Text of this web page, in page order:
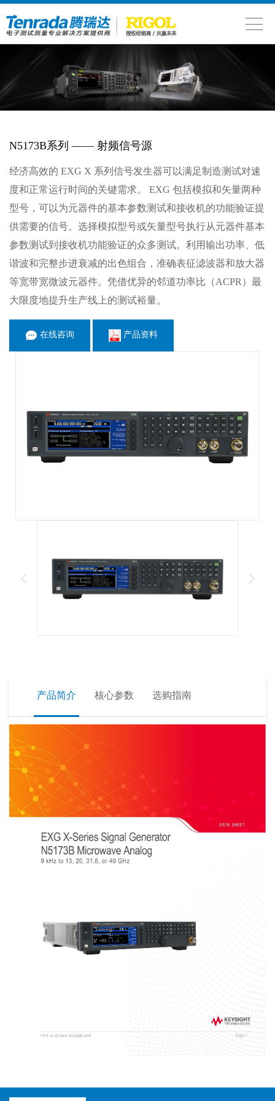
N5173B系列 —— 射频信号源
经济高效的 EXG X 系列信号发生器可以满足制造测试对速
度和正常运行时间的关键需求。 EXG 包括模拟和矢量两种
型号，可以为元器件的基本参数测试和接收机的功能验证提
供需要的信号。选择模拟型号或矢量型号执行从元器件基本
参数测试到接收机功能验证的众多测试。利用输出功率、低
谐波和完整步进衰减的出色组合，准确表征滤波器和放大器
等宽带宽微波元器件。凭借优异的邻道功率比（ACPR）最
大限度地提升生产线上的测试裕量。
在线咨询 产品资料
产品简介 核心参数 选购指南